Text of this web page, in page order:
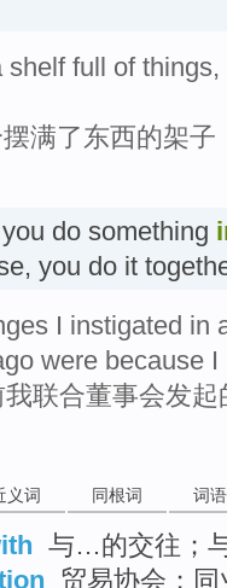
shelf full of
满了东西的架
do something
you do it
I instigated in
were because
联合董事会发
义词 同根词 词
与…的交往；
贸易协会；同